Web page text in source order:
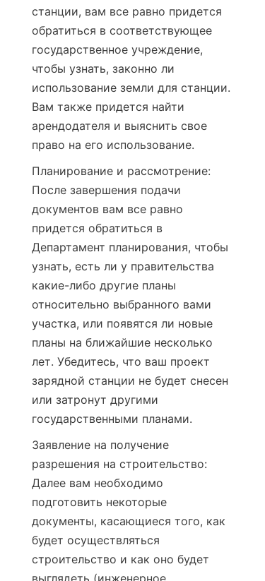
станции, вам все равно придется
обратиться в соответствующее
государственное учреждение,
чтобы узнать, законно ли
использование земли для станции.
Вам также придется найти
арендодателя и выяснить свое
право на его использование.
Планирование и рассмотрение:
После завершения подачи
документов вам все равно
придется обратиться в
Департамент планирования, чтобы
узнать, есть ли у правительства
какие-либо другие планы
относительно выбранного вами
участка, или появятся ли новые
планы на ближайшие несколько
лет. Убедитесь, что ваш проект
зарядной станции не будет снесен
или затронут другими
государственными планами.
Заявление на получение
разрешения на строительство:
Далее вам необходимо
подготовить некоторые
документы, касающиеся того, как
будет осуществляться
строительство и как оно будет
выглядеть (инженерное